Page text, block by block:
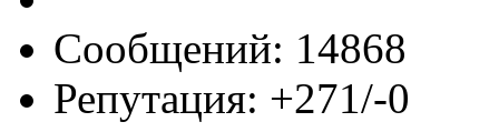
Сообщений: 14868
Репутация: +271/-0